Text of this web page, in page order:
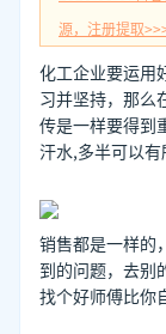
源，注册提取
化工企业要运用
习并坚持，那么
传是一样要得到
汗水,多半可以有
销售都是一样的
到的问题，去别
找个好师傅比你